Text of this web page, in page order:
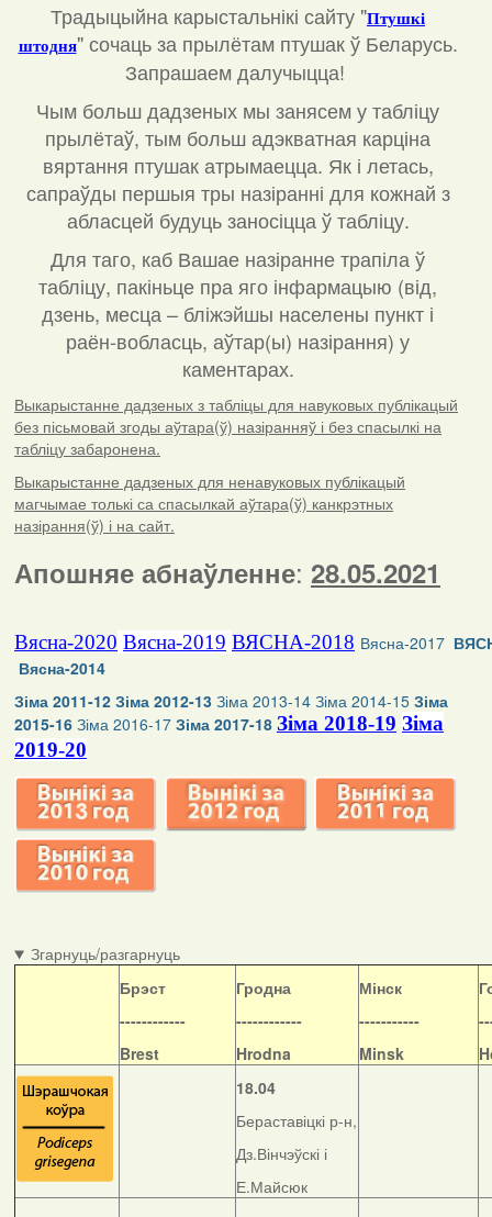
Традыцыйна карыстальнікі сайту "Птушкі
штодня" сочаць за прылётам птушак ў Беларусь.
Запрашаем далучыцца!
Чым больш дадзеных мы занясем у табліцу
прылётаў, тым больш адэкватная карціна
вяртання птушак атрымаецца. Як і летась,
сапраўды першыя тры назіранні для кожнай з
абласцей будуць заносіцца ў табліцу.
Для таго, каб Вашае назіранне трапіла ў
табліцу, пакіньце пра яго інфармацыю (від,
дзень, месца – бліжэйшы населены пункт і
раён-вобласць, аўтар(ы) назірання) у
каментарах.
Выкарыстанне дадзеных з табліцы для навуковых публікацый
без пісьмовай згоды аўтара(ў) назіранняў і без спасылкі на
табліцу забаронена.
Выкарыстанне дадзеных для ненавуковых публікацый
магчымае толькі са спасылкай аўтара(ў) канкрэтных
назірання(ў) і на сайт.
Апошняе абнаўленне: 28.05.2021
Вясна-2020 Вясна-2019 ВЯСНА-2018 Вясна-2017
Вясна-2014
Зіма 2011-12 Зіма 2012-13 Зіма 2013-14 Зіма 2014-15 Зіма
2015-16 Зіма 2016-17 Зіма 2017-18 Зіма 2018-19 Зіма
2019-20
Згарнуць/разгарнуць
Брэст
------------
Brest
Гродна
------------
Hrodna
Мінск
-----------
Minsk
18.04
Бераставіцкі р-н,
Дз.Вінчэўскі і
Е.Майсюк